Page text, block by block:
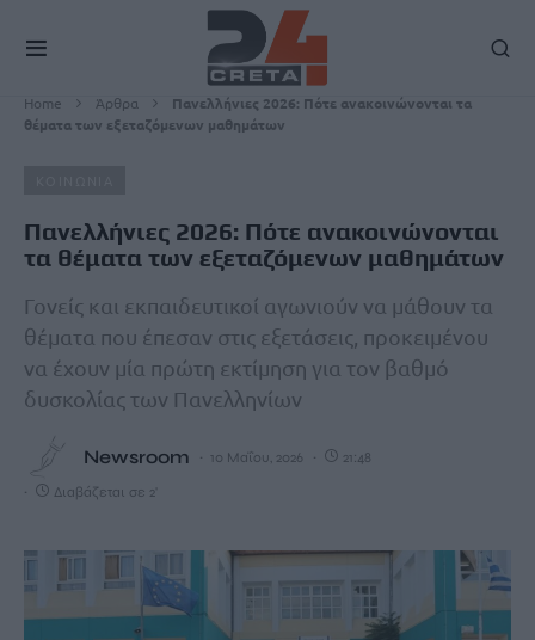
Home Άρθρα
Πανελλήνιες 2026: Πότε ανακοινώνονται τα
θέματα των εξεταζόμενων μαθημάτων
Πανελλήνιες 2026: Πότε ανακοινώνονται
τα θέματα των εξεταζόμενων μαθημάτων
Γονείς και εκπαιδευτικοί αγωνιούν να μάθουν τα
θέματα που έπεσαν στις εξετάσεις, προκειμένου
να έχουν μία πρώτη εκτίμηση για τον βαθμό
δυσκολίας των Πανελληνίων
Newsroom 10 Μαΐου, 2026 21:48
Διαβάζεται σε 2'